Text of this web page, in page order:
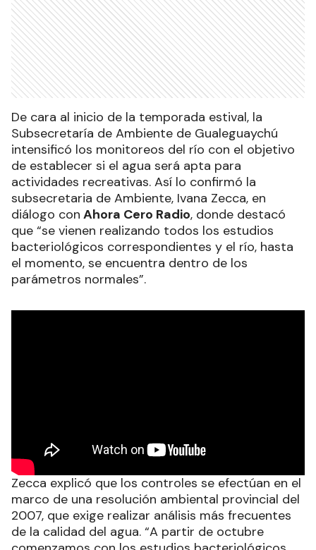
De cara al inicio de la temporada estival, la
Subsecretaría de Ambiente de Gualeguaychú
intensificó los monitoreos del río con el objetivo
de establecer si el agua será apta para
actividades recreativas. Así lo confirmó la
subsecretaria de Ambiente, Ivana Zecca, en
diálogo con Ahora Cero Radio, donde destacó
que “se vienen realizando todos los estudios
bacteriológicos correspondientes y el río, hasta
el momento, se encuentra dentro de los
parámetros normales”.
Zecca explicó que los controles se efectúan en el
marco de una resolución ambiental provincial del
2007, que exige realizar análisis más frecuentes
de la calidad del agua. “A partir de octubre